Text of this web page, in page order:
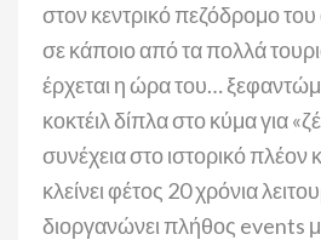
στον κεντρικό πεζόδρομο
σε κάποιο από τα πολλά
έρχεται η ώρα του…
κοκτέιλ δίπλα στο κύμα για
συνέχεια στο ιστορικό
κλείνει φέτος 20 χρόνια
διοργανώνει πλήθος events